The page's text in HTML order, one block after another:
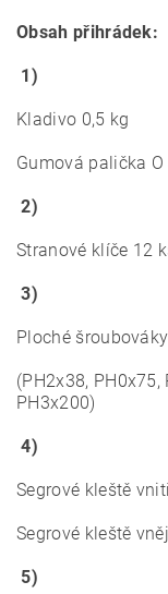
Obsah přihrádek:
1)
Kladivo 0,5 kg
Gumová palička
2)
Stranové klíče 12
3)
Ploché
(PH2x38, PH0x75,
PH3x200)
4)
Segrové kleště
Segrové kleště
5)